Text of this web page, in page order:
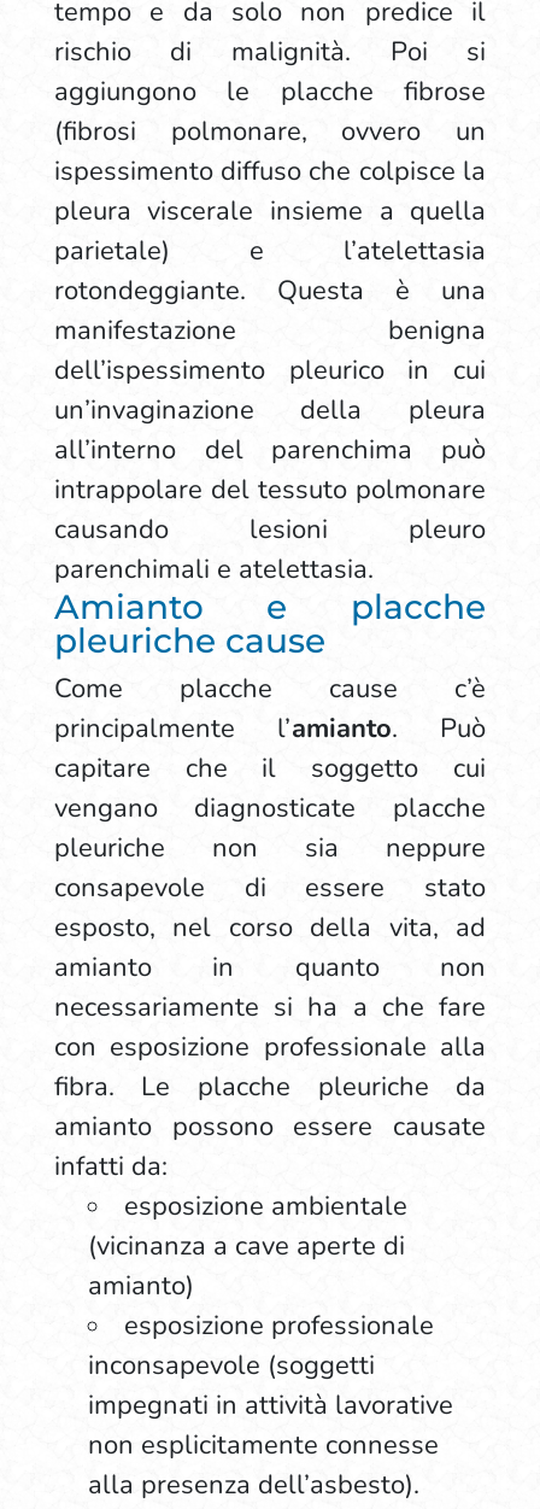
tempo e da solo non predice il
rischio di malignità. Poi si
aggiungono le placche fibrose
(fibrosi polmonare, ovvero un
ispessimento diffuso che colpisce la
pleura viscerale insieme a quella
parietale) e l’atelettasia
rotondeggiante. Questa è una
manifestazione benigna
dell’ispessimento pleurico in cui
un’invaginazione della pleura
all’interno del parenchima può
intrappolare del tessuto polmonare
causando lesioni pleuro
parenchimali e atelettasia.
Amianto e placche
pleuriche cause
Come placche cause c’è
principalmente l’amianto. Può
capitare che il soggetto cui
vengano diagnosticate placche
pleuriche non sia neppure
consapevole di essere stato
esposto, nel corso della vita, ad
amianto in quanto non
necessariamente si ha a che fare
con esposizione professionale alla
fibra. Le placche pleuriche da
amianto possono essere causate
infatti da:
esposizione ambientale
(vicinanza a cave aperte di
amianto)
esposizione professionale
inconsapevole (soggetti
impegnati in attività lavorative
non esplicitamente connesse
alla presenza dell’asbesto).